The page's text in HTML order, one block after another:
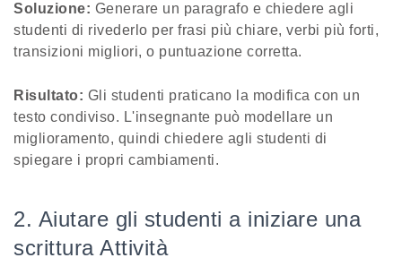
Soluzione: Generare un paragrafo e chiedere agli
studenti di rivederlo per frasi più chiare, verbi più forti,
transizioni migliori, o puntuazione corretta.
Risultato: Gli studenti praticano la modifica con un
testo condiviso. L'insegnante può modellare un
miglioramento, quindi chiedere agli studenti di
spiegare i propri cambiamenti.
2. Aiutare gli studenti a iniziare una
scrittura Attività